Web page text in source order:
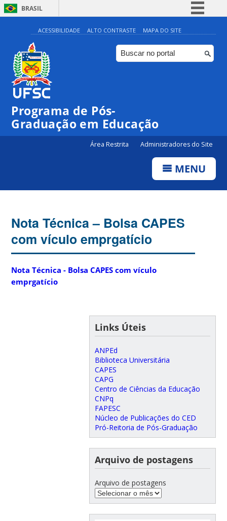
BRASIL
Simplifique!
Comunica BR
Participe
ACESSIBILIDADE ALTO CONTRASTE MAPA DO SITE
Programa de Pós-
Graduação em Educação
Área Restrita Administradores do Site
MENU
Nota Técnica – Bolsa CAPES
com vículo emprgatício
Nota Técnica - Bolsa CAPES com vículo
emprgatício
Links Úteis
ANPEd
Biblioteca Universitária
CAPES
CAPG
Centro de Ciências da Educação
CNPq
FAPESC
Núcleo de Publicações do CED
Pró-Reitoria de Pós-Graduação
Arquivo de postagens
Arquivo de postagens